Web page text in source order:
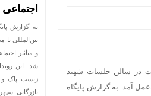
شرکت در سالن جلسات شهید
آمد. به گزارش پایگاه
اجتماعی
به گزارش
بین‌المللی
شد. این
زیست پاک و
بازرگانی